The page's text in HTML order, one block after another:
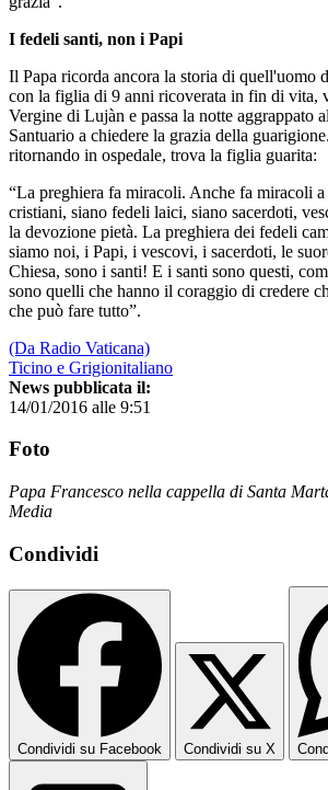
I fedeli santi, non i Papi
Il Papa ricorda ancora la storia di quell'uomo
con la figlia di 9 anni ricoverata in fin di vita,
Vergine di Lujàn e passa la notte aggrappato
Santuario a chiedere la grazia della
ritornando in ospedale, trova la figlia guarita:
“La preghiera fa miracoli. Anche fa miracoli
cristiani, siano fedeli laici, siano sacerdoti,
la devozione pietà. La preghiera dei fedeli
siamo noi, i Papi, i vescovi, i sacerdoti, le
Chiesa, sono i santi! E i santi sono questi,
sono quelli che hanno il coraggio di credere
che può fare tutto”.
(Da Radio Vaticana)
Ticino e Grigionitaliano
News pubblicata il:
14/01/2016 alle 9:51
Foto
Papa Francesco nella cappella di Santa
Media
Condividi
Condividi su Facebook Condividi su X